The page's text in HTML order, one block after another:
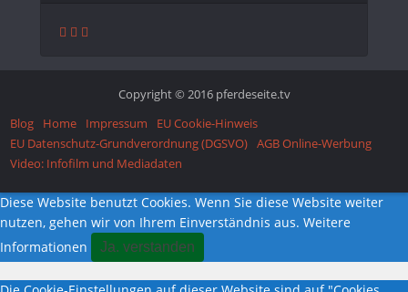
Copyright © 2016 pferdeseite.tv
Blog
Home Impressum
EU Cookie-Hinweis
EU Datenschutz-Grundverordnung (DGSVO) AGB Online-Werbung
Video: Infofilm und Mediadaten
Diese Website benutzt Cookies. Wenn Sie diese Website weiter
nutzen, gehen wir von Ihrem Einverständnis aus. Weitere
Informationen
Ja. verstanden